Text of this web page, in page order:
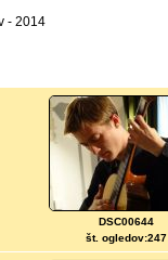
- 2014
DSC00644
št. ogledov:247